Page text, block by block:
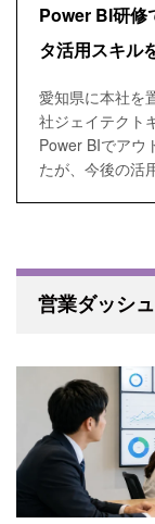
Power BI研修
タ活用スキル
愛知県に本社を
社ジェイテクト
Power BIでアウ
たが、今後の活
営業ダッシ